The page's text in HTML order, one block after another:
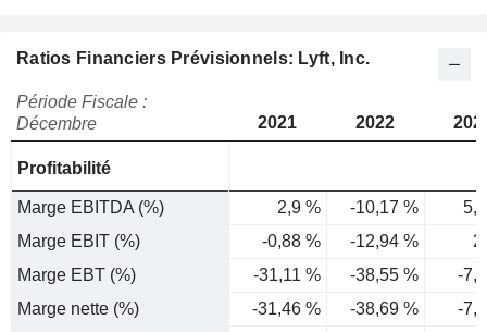
Ratios Financiers Prévisionnels: Lyft, Inc.
Période Fiscale :
Décembre
2021 2022
Profitabilité
Marge EBITDA (%) 2,9 % -10,17 %
Marge EBIT (%)
-0,88 % -12,94 %
Marge EBT (%)
-31,11 % -38,55 %
-
Marge nette (%)
-31,46 % -38,69 %
-